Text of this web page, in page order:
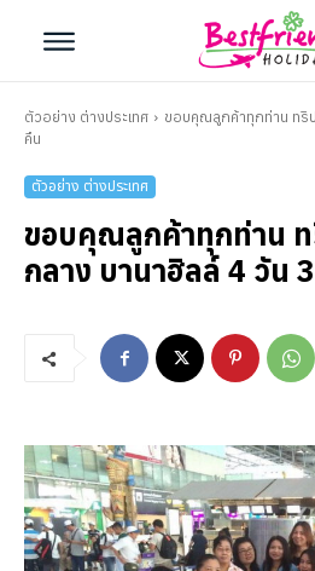
บริษัทเบสเฟรนด์ ฮ
หน้าแรก
ตัวอย่างต่างประเทศ
ตัวอย่าง ต่างประเทศ
ขอบคุณลูกค้าทุกท่าน ทริ
คืน
ตัวอย่าง ต่างประเทศ
ขอบคุณลูกค้าทุกท่าน ท
กลาง บานาฮิลล์ 4 วัน